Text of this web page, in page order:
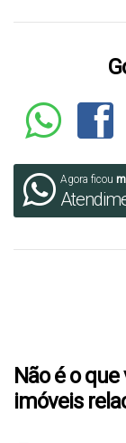
Agora ficou
Não é o
imóveis